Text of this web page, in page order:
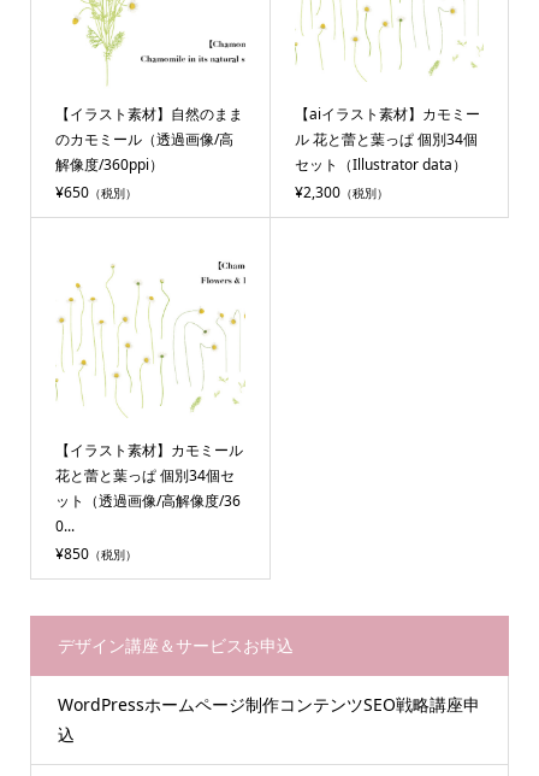
【イラスト素材】自然のまま
のカモミール（透過画像/高
解像度/360ppi）
¥650（税別）
【aiイラスト素材】カモミー
ル 花と蕾と葉っぱ 個別34個
セット（Illustrator data）
¥2,300（税別）
【イラスト素材】カモミール
花と蕾と葉っぱ 個別34個セ
ット（透過画像/高解像度/36
0...
¥850（税別）
デザイン講座＆サービスお申込
WordPressホームページ制作コンテンツSEO戦略講座申
込